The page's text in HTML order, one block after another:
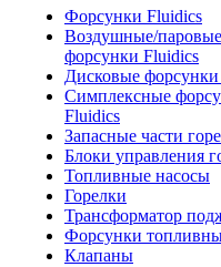
Форсунки Fluidics
Воздушные/паровые
форсунки Fluidics
Дисковые
Симплексные
Fluidics
Запасные части
Блоки управления
Топливные насосы
Горелки
Трансформатор
Форсунки
Клапаны